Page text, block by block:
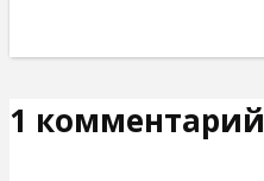
1 комментарий